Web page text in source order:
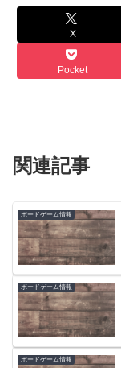
X
Pocket
関連記事
ボードゲーム情報
ボードゲーム情報
ボードゲーム情報